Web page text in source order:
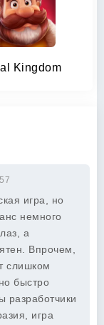
Kingdom
игра, но
немного
а
Впрочем,
слишком
быстро
разработчики
игра